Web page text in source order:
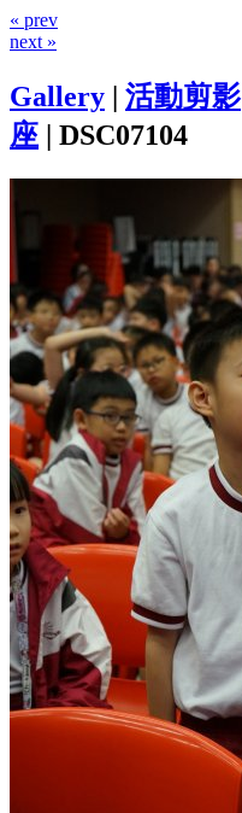
« prev
next »
Gallery | 活動剪影
座 | DSC07104